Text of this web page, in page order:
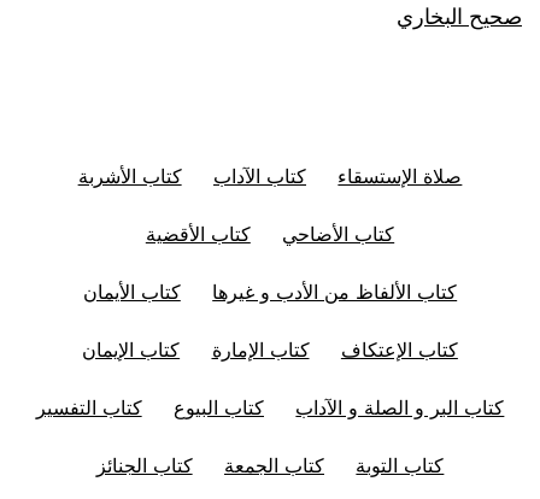
صحيح البخاري
صلاة الإستسقاء كتاب الآداب كتاب الأشربة
كتاب الأضاحي كتاب الأقضية
كتاب الألفاظ من الأدب و غيرها كتاب الأيمان
كتاب الإعتكاف كتاب الإمارة كتاب الإيمان
كتاب البر و الصلة و الآداب كتاب البيوع كتاب التفسير
كتاب التوبة كتاب الجمعة كتاب الجنائز